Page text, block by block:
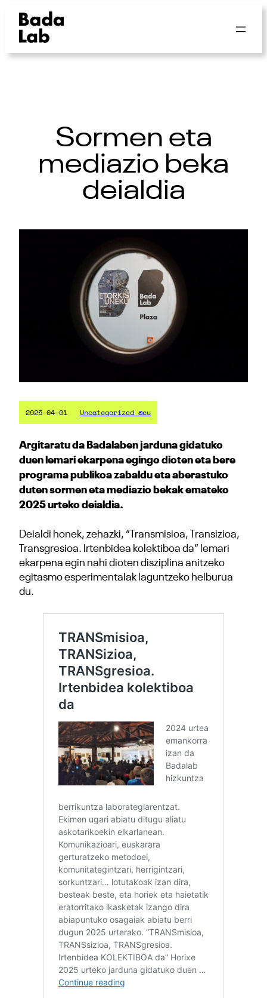
Sormen eta
mediazio beka
deialdia
2025-04-01 Uncategorized @eu
Argitaratu da Badalaben jarduna gidatuko
duen lemari ekarpena egingo dioten eta bere
programa publikoa zabaldu eta aberastuko
duten sormen eta mediazio bekak emateko
2025 urteko deialdia.
Deialdi honek, zehazki, “Transmisioa, Transizioa,
Transgresioa. Irtenbidea kolektiboa da” lemari
ekarpena egin nahi dioten disziplina anitzeko
egitasmo esperimentalak laguntzeko helburua
du.